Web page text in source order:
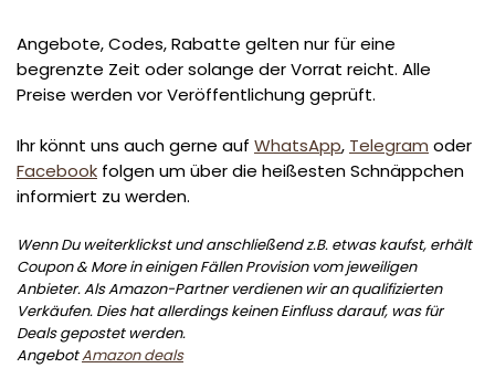
Angebote, Codes, Rabatte gelten nur für eine
begrenzte Zeit oder solange der Vorrat reicht. Alle
Preise werden vor Veröffentlichung geprüft.
Ihr könnt uns auch gerne auf WhatsApp, Telegram oder
Facebook folgen um über die heißesten Schnäppchen
informiert zu werden.
Wenn Du weiterklickst und anschließend z.B. etwas kaufst, erhält
Coupon & More in einigen Fällen Provision vom jeweiligen
Anbieter. Als Amazon-Partner verdienen wir an qualifizierten
Verkäufen. Dies hat allerdings keinen Einfluss darauf, was für
Deals gepostet werden.
AngebotAmazon deals